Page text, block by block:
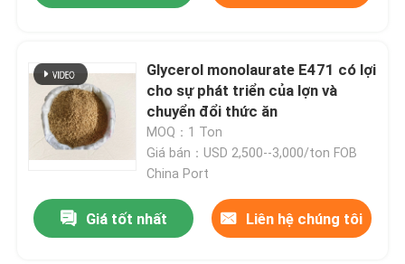
Glycerol monolaurate E471 có lợi
cho sự phát triển của lợn và
chuyển đổi thức ăn
MOQ：1 Ton
Giá bán：USD 2,500--3,000/ton FOB
China Port
Giá tốt nhất Liên hệ chúng tôi